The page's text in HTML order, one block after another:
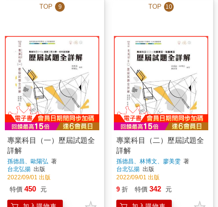
TOP 9
專業科目（一）歷屆試題全
詳解
孫德昌、歐陽弘 著
台北弘揚 出版
2022/09/01 出版
特價 450 元
TOP 10
專業科目（二）歷屆試題全
詳解
孫德昌、林博文、廖美雯 著
台北弘揚 出版
2022/09/01 出版
9 折 特價 342 元